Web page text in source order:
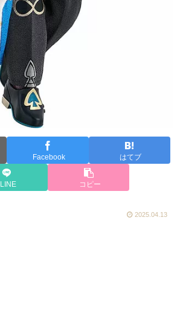
Facebook はてブ
LINE コピー
2025.04.13